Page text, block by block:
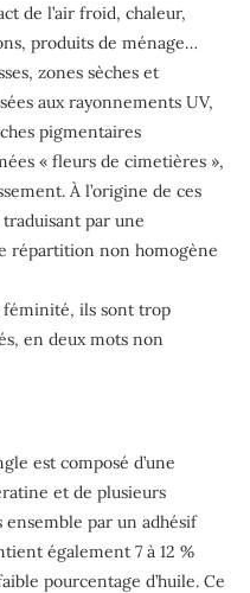
de l’air froid, chaleur,
produits de ménage…
zones sèches et
aux rayonnements UV,
pigmentaires
« fleurs de cimetières »,
À l’origine de ces
par une
répartition non homogène
féminité, ils sont trop
en deux mots non
est composé d’une
et de plusieurs
ensemble par un adhésif
également 7 à 12 %
pourcentage d’huile. Ce